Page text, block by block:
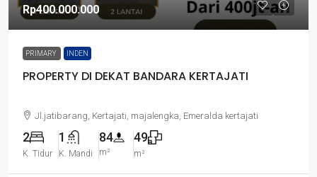
Rp400.000.000
PRIMARY INDEN
PROPERTY DI DEKAT BANDARA KERTAJATI
Jl.jatibarang, Kertajati, majalengka, Emeralda kertajati
2
K. Tidur
1
K. Mandi
84
m²
49
m²